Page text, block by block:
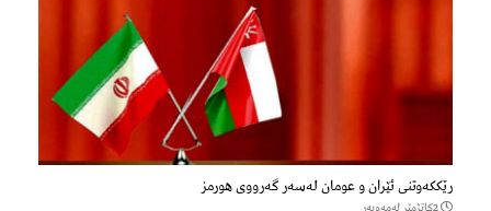
رێککەوتنی ئێران و عومان لەسەر گەرووی هورمز